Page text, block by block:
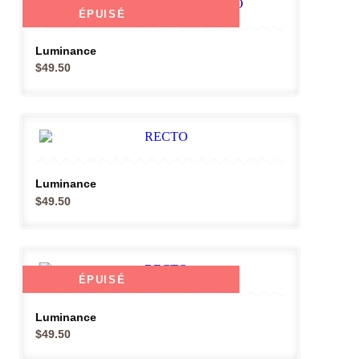
Luminance
$49.50
ÉPUISÉ
Luminance
$49.50
Luminance
$49.50
ÉPUISÉ